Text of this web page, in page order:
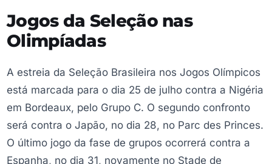
Jogos da Seleção nas
Olimpíadas
A estreia da Seleção Brasileira nos Jogos Olímpicos
está marcada para o dia 25 de julho contra a Nigéria
em Bordeaux, pelo Grupo C. O segundo confronto
será contra o Japão, no dia 28, no Parc des Princes.
O último jogo da fase de grupos ocorrerá contra a
Espanha, no dia 31, novamente no Stade de